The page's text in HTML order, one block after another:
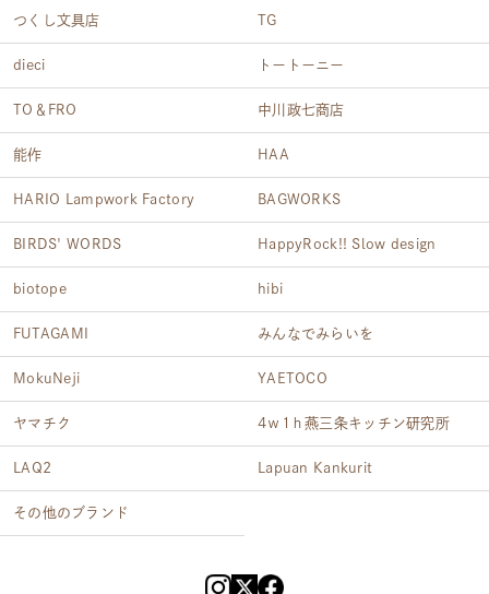
つくし文具店 TG
dieci トートーニー
TO＆FRO 中川政七商店
能作 HAA
HARIO Lampwork Factory BAGWORKS
BIRDS' WORDS HappyRock!! Slow design
biotope hibi
FUTAGAMI みんなでみらいを
MokuNeji YAETOCO
ヤマチク 4ｗ1ｈ燕三条キッチン研究所
LAQ2 Lapuan Kankurit
その他のブランド